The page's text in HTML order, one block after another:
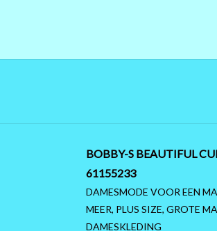
BOBBY-S BEAUTIFUL
61155233
DAMESMODE VOOR EEN
MEER, PLUS SIZE, GROTE
DAMESKLEDING